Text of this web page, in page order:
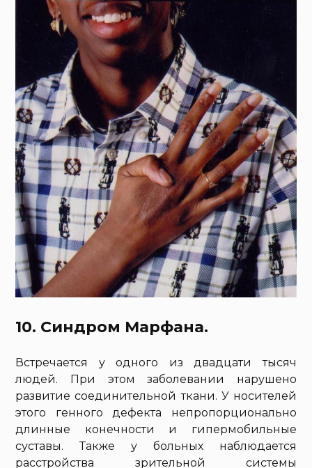
10. Синдром Марфана.
Встречается у одного из двадцати тысяч
людей. При этом заболевании нарушено
развитие соединительной ткани. У носителей
этого генного дефекта непропорционально
длинные конечности и гипермобильные
суставы. Также у больных наблюдается
расстройства зрительной системы